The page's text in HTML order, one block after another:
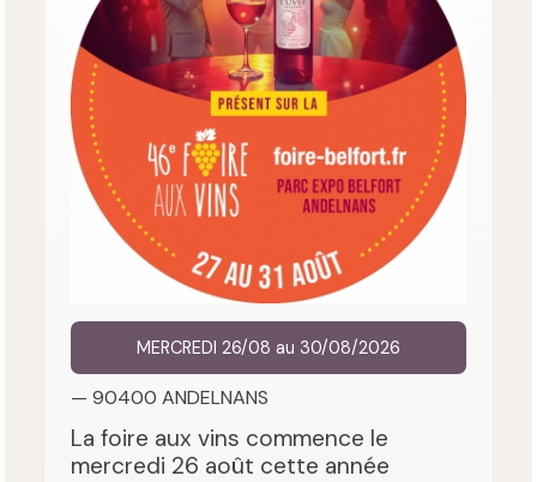
MERCREDI 26/08 au 30/08/2026
— 90400 ANDELNANS
La foire aux vins commence le
mercredi 26 août cette année